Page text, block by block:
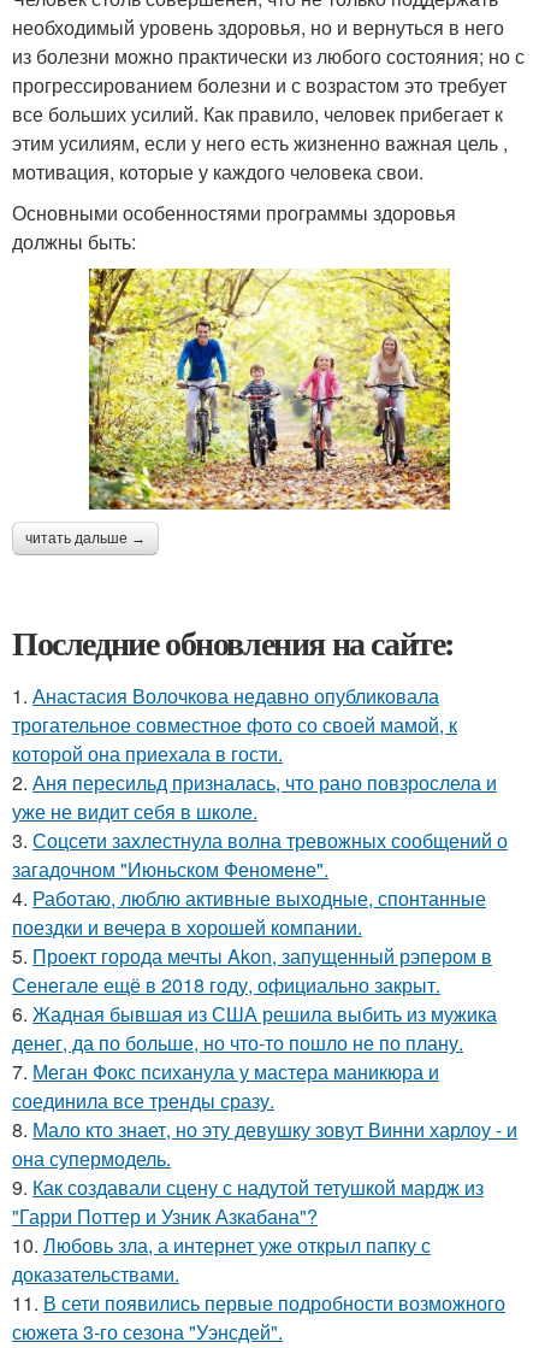
необходимый уровень здоровья, но и вернуться в него
из болезни можно практически из любого состояния; но с
прогрессированием болезни и с возрастом это требует
все больших усилий. Как правило, человек прибегает к
этим усилиям, если у него есть жизненно важная цель ,
мотивация, которые у каждого человека свои.
Основными особенностями программы здоровья
должны быть:
читать дальше →
Последние обновления на сайте:
1. Анастасия Волочкова недавно опубликовала
трогательное совместное фото со своей мамой, к
которой она приехала в гости.
2. Аня пересильд призналась, что рано повзрослела и
уже не видит себя в школе.
3. Соцсети захлестнула волна тревожных сообщений о
загадочном "Июньском Феномене".
4. Работаю, люблю активные выходные, спонтанные
поездки и вечера в хорошей компании.
5. Проект города мечты Akon, запущенный рэпером в
Сенегале ещё в 2018 году, официально закрыт.
6. Жадная бывшая из США решила выбить из мужика
денег, да по больше, но что-то пошло не по плану.
7. Меган Фокс психанула у мастера маникюра и
соединила все тренды сразу.
8. Мало кто знает, но эту девушку зовут Винни харлоу - и
она супермодель.
9. Как создавали сцену с надутой тетушкой мардж из
"Гарри Поттер и Узник Азкабана"?
10. Любовь зла, а интернет уже открыл папку с
доказательствами.
11. В сети появились первые подробности возможного
сюжета 3-го сезона "Уэнсдей".